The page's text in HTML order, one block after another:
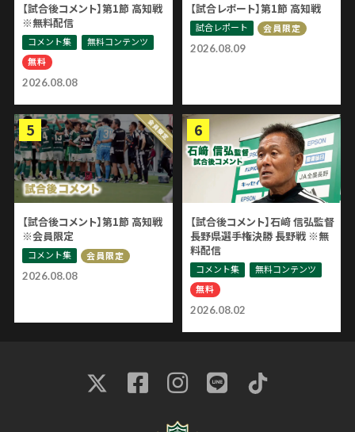
2026.08.08
【試合後コメント】第1節 高知戦
※無料配信
コメント集
無料コンテンツ
無料
2026.08.09
【試合レポート】第1節 高知戦
試合レポート 会員限定
2026.08.08
【試合後コメント】第1節 高知戦
※会員限定
コメント集 会員限定
2026.08.02
【試合後コメント】石﨑 信弘監督
長野県選手権決勝 長野戦 ※無
料配信
コメント集
無料コンテンツ
無料